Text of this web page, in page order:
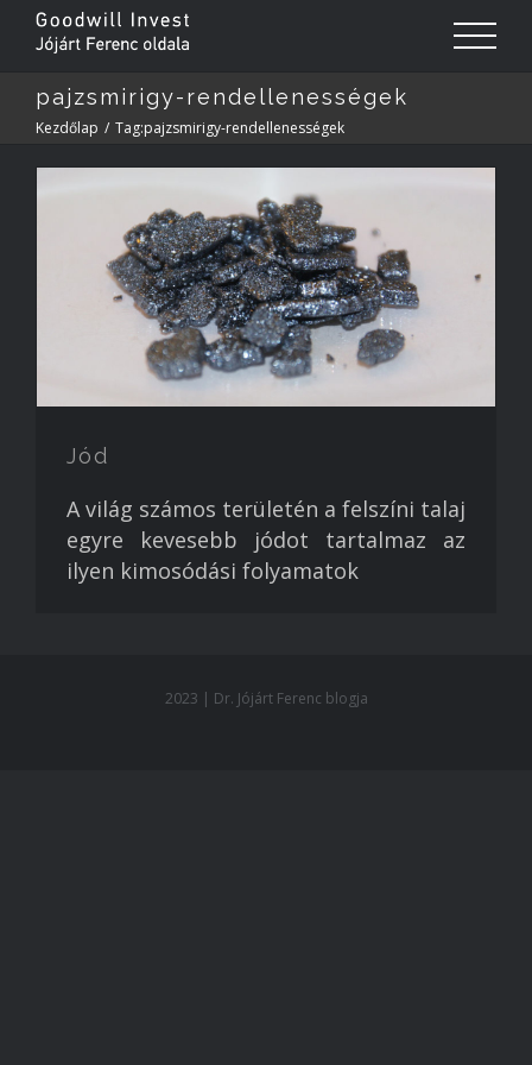
pajzsmirigy-rendellenességek
Kezdőlap / Tag:pajzsmirigy-rendellenességek
Jód
A világ számos területén a felszíni talaj
egyre kevesebb jódot tartalmaz az
ilyen kimosódási folyamatok
2023 | Dr. Jójárt Ferenc blogja